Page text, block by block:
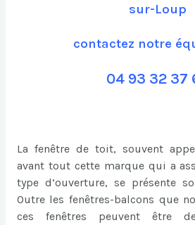
sur-Loup
contactez notre
04 93 32 37
La fenêtre de toit, souvent
avant tout cette marque qui a
type d’ouverture, se présente
Outre les fenêtres-balcons que
ces fenêtres peuvent être